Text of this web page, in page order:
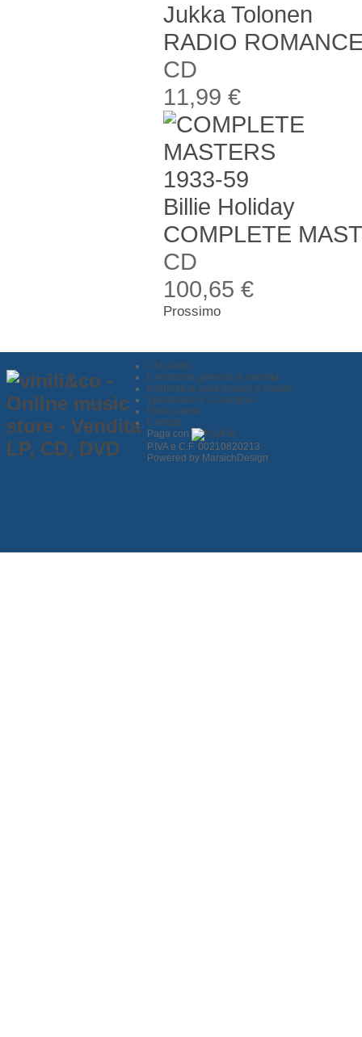
Jukka Tolonen
RADIO
CD
11,99 €
Billie Holiday
COMPLETE
CD
100,65 €
Prossimo
Chi siamo
Condizioni generali di vendita
Informativa sulla privacy e cookie
Spedizione e Consegna
Dove siamo
Contatti
Paga con
P.IVA e C.F. 00210820213
Powered by MarsichDesign